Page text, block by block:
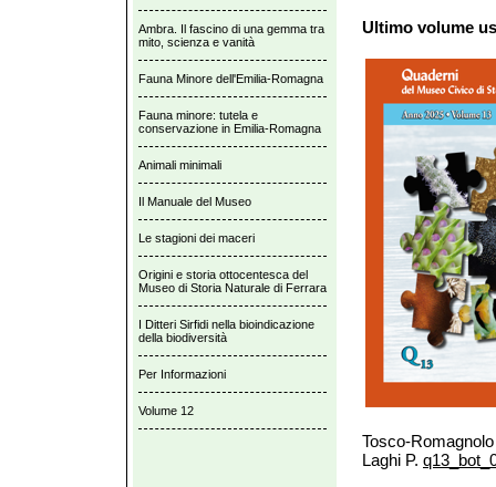
Ambra. Il fascino di una gemma tra
mito, scienza e vanità
Fauna Minore dell'Emilia-Romagna
Fauna minore: tutela e
conservazione in Emilia-Romagna
Animali minimali
Il Manuale del Museo
Le stagioni dei maceri
Origini e storia ottocentesca del
Museo di Storia Naturale di Ferrara
I Ditteri Sirfidi nella bioindicazione
della biodiversità
Per Informazioni
Volume 12
Ultimo volume
Tosco-Romagnolo
Laghi P.